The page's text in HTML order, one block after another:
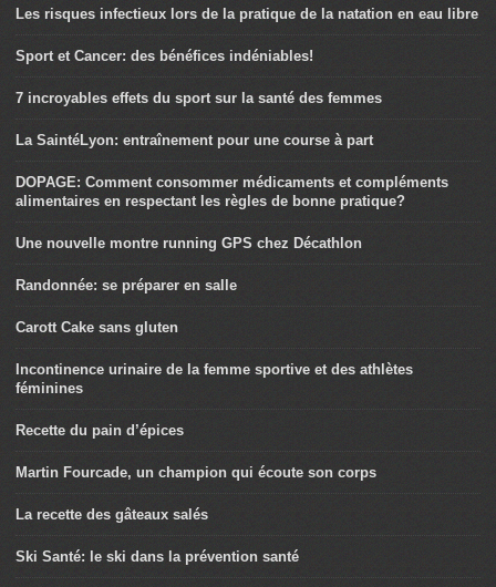
Les risques infectieux lors de la pratique de la natation en eau libre
Sport et Cancer: des bénéfices indéniables!
7 incroyables effets du sport sur la santé des femmes
La SaintéLyon: entraînement pour une course à part
DOPAGE: Comment consommer médicaments et compléments
alimentaires en respectant les règles de bonne pratique?
Une nouvelle montre running GPS chez Décathlon
Randonnée: se préparer en salle
Carott Cake sans gluten
Incontinence urinaire de la femme sportive et des athlètes
féminines
Recette du pain d’épices
Martin Fourcade, un champion qui écoute son corps
La recette des gâteaux salés
Ski Santé: le ski dans la prévention santé